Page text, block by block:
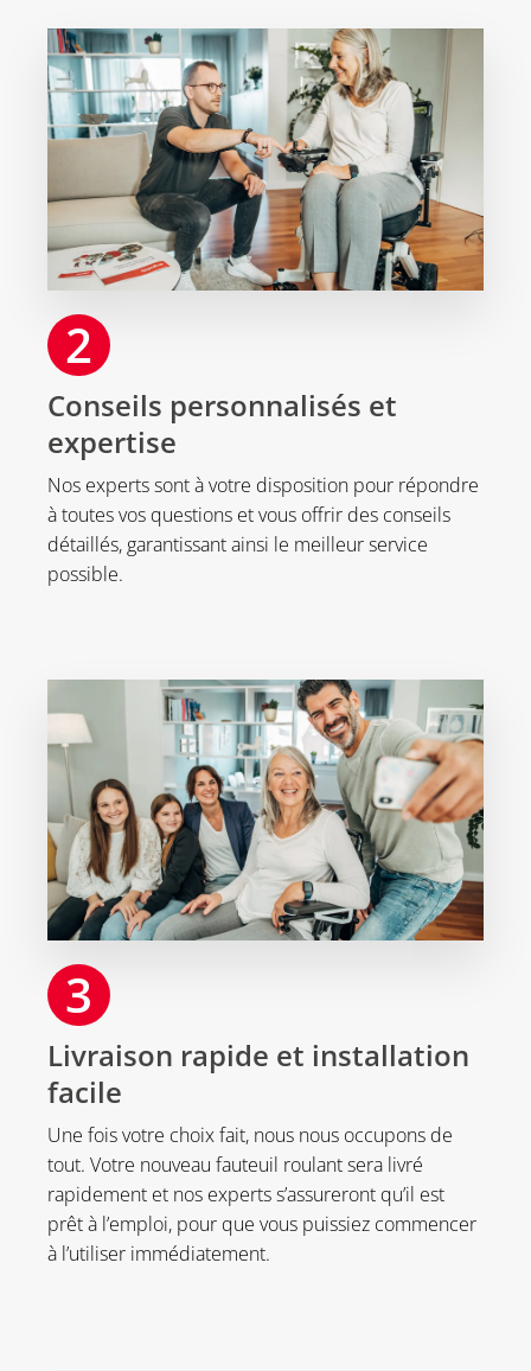
2
Conseils personnalisés et
expertise
Nos experts sont à votre disposition pour répondre
à toutes vos questions et vous offrir des conseils
détaillés, garantissant ainsi le meilleur service
possible.
3
Livraison rapide et installation
facile
Une fois votre choix fait, nous nous occupons de
tout. Votre nouveau fauteuil roulant sera livré
rapidement et nos experts s’assureront qu’il est
prêt à l’emploi, pour que vous puissiez commencer
à l’utiliser immédiatement.